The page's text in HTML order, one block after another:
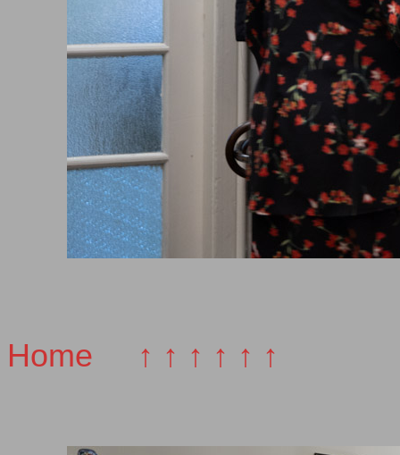
Home ↑ ↑ ↑ ↑ ↑ ↑